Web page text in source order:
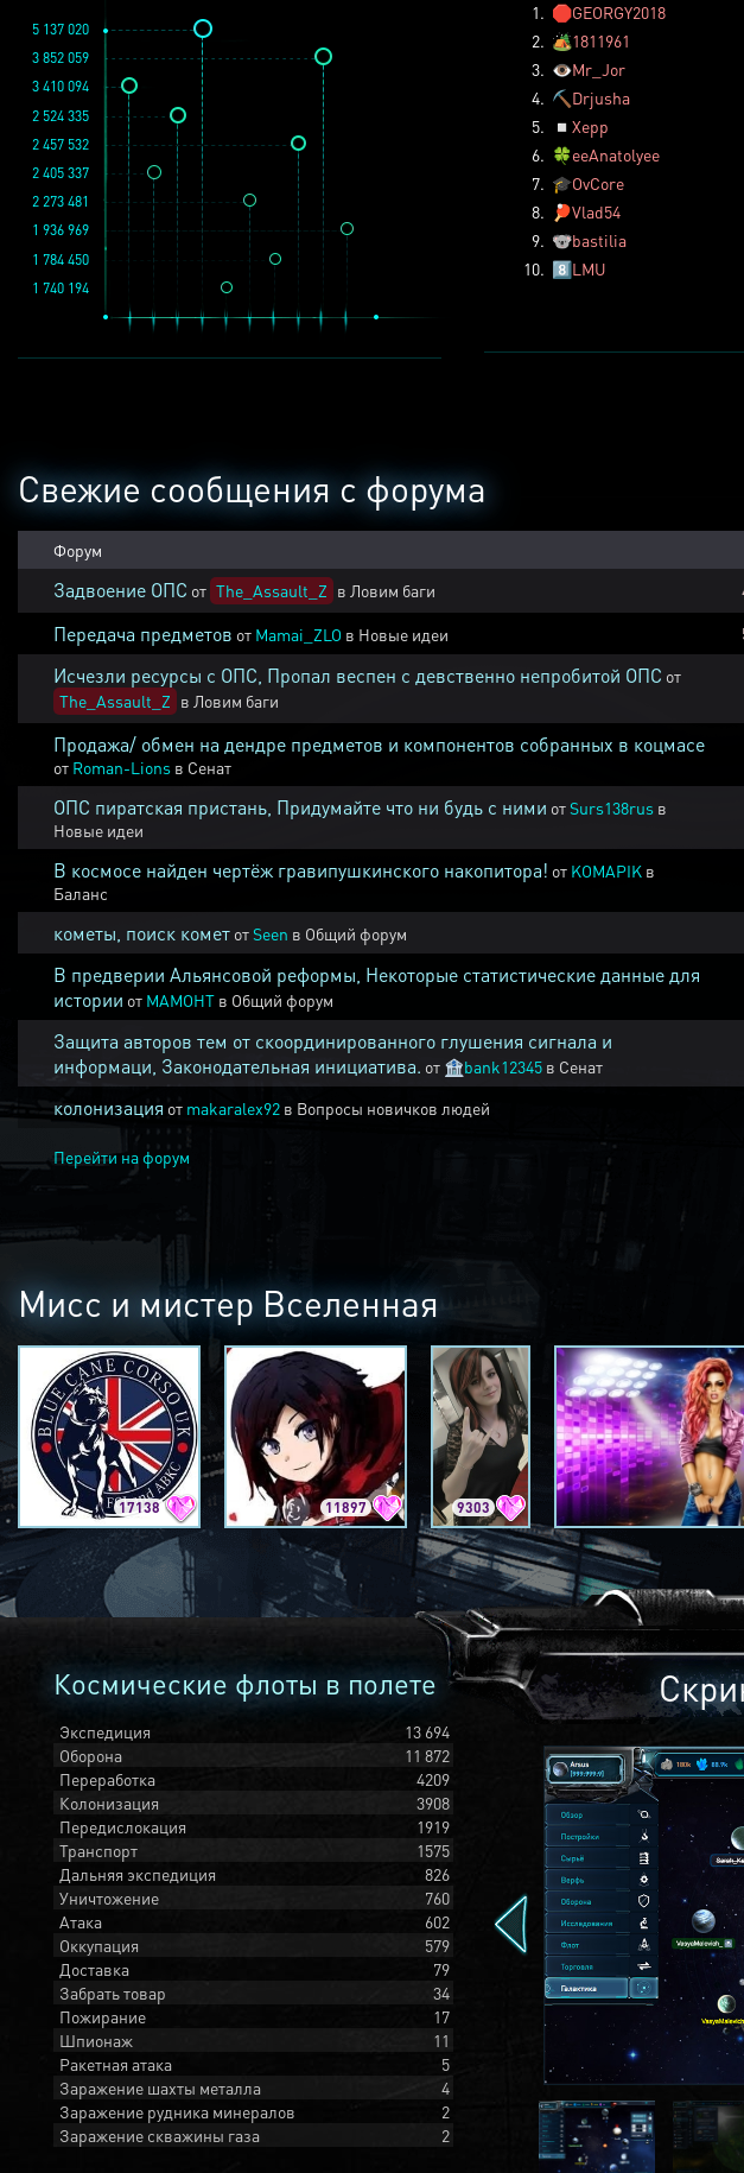
1 936 969
3 852 059
2 457 532
1 784 450
2 273 481
1 740 194
5 137 020
2 524 335
2 405 337
3 410 094
1. 🛑GEORGY2018
2. 🏕️1811961
3. 👁️Mr_Jor
4. ⛏️ Drjusha
5.
◽ Xepp
6. 🍀eeAnatolyee
7. 🎓OvCore
8.
🏓Vlad54
9. 🐨bastilia
10. 8️⃣LMU
Свежие сообщения с форума
Форум
Задвоение ОПС от The_Assault_Z в Ловим баги
Передача предметов от Mamai_ZLO в Новые идеи
Исчезли ресурсы с ОПС, Пропал веспен с девственно непробитой ОПС от
The_Assault_Z в Ловим баги
Продажа/ обмен на дендре предметов и компонентов собранных в коцмасе
от Roman-Lions в Сенат
ОПС пиратская пристань, Придумайте что ни будь с ними отSurs138rus в
Новые идеи
В космосе найден чертёж гравипушкинского накопитора! от KOMAPIK в
Баланс
кометы, поиск комет отSeen в Общий форум
В предверии Альянсовой реформы, Некоторые статистические данные для
истории от MAMOHT в Общий форум
Защита авторов тем от скоординированного глушения сигнала и
информаци, Законодательная инициатива. от 🏦bank12345 в Сенат
колонизация от makaralex92 в Вопросы новичков людей
Перейти на форум
Мисс и мистер Вселенная
17138 11897 9303
Космические флоты в полете
Экспедиция
13 694
Оборона
11 872
Переработка
4209
Колонизация
3908
Передислокация
1919
Транспорт
1575
Дальняя экспедиция
826
Уничтожение
760
Атака
602
Оккупация
579
Доставка
79
Забрать товар
34
Пожирание
17
Шпионаж
11
Ракетная атака
5
Заражение шахты металла
4
Заражение рудника минералов
2
Заражение скважины газа
2